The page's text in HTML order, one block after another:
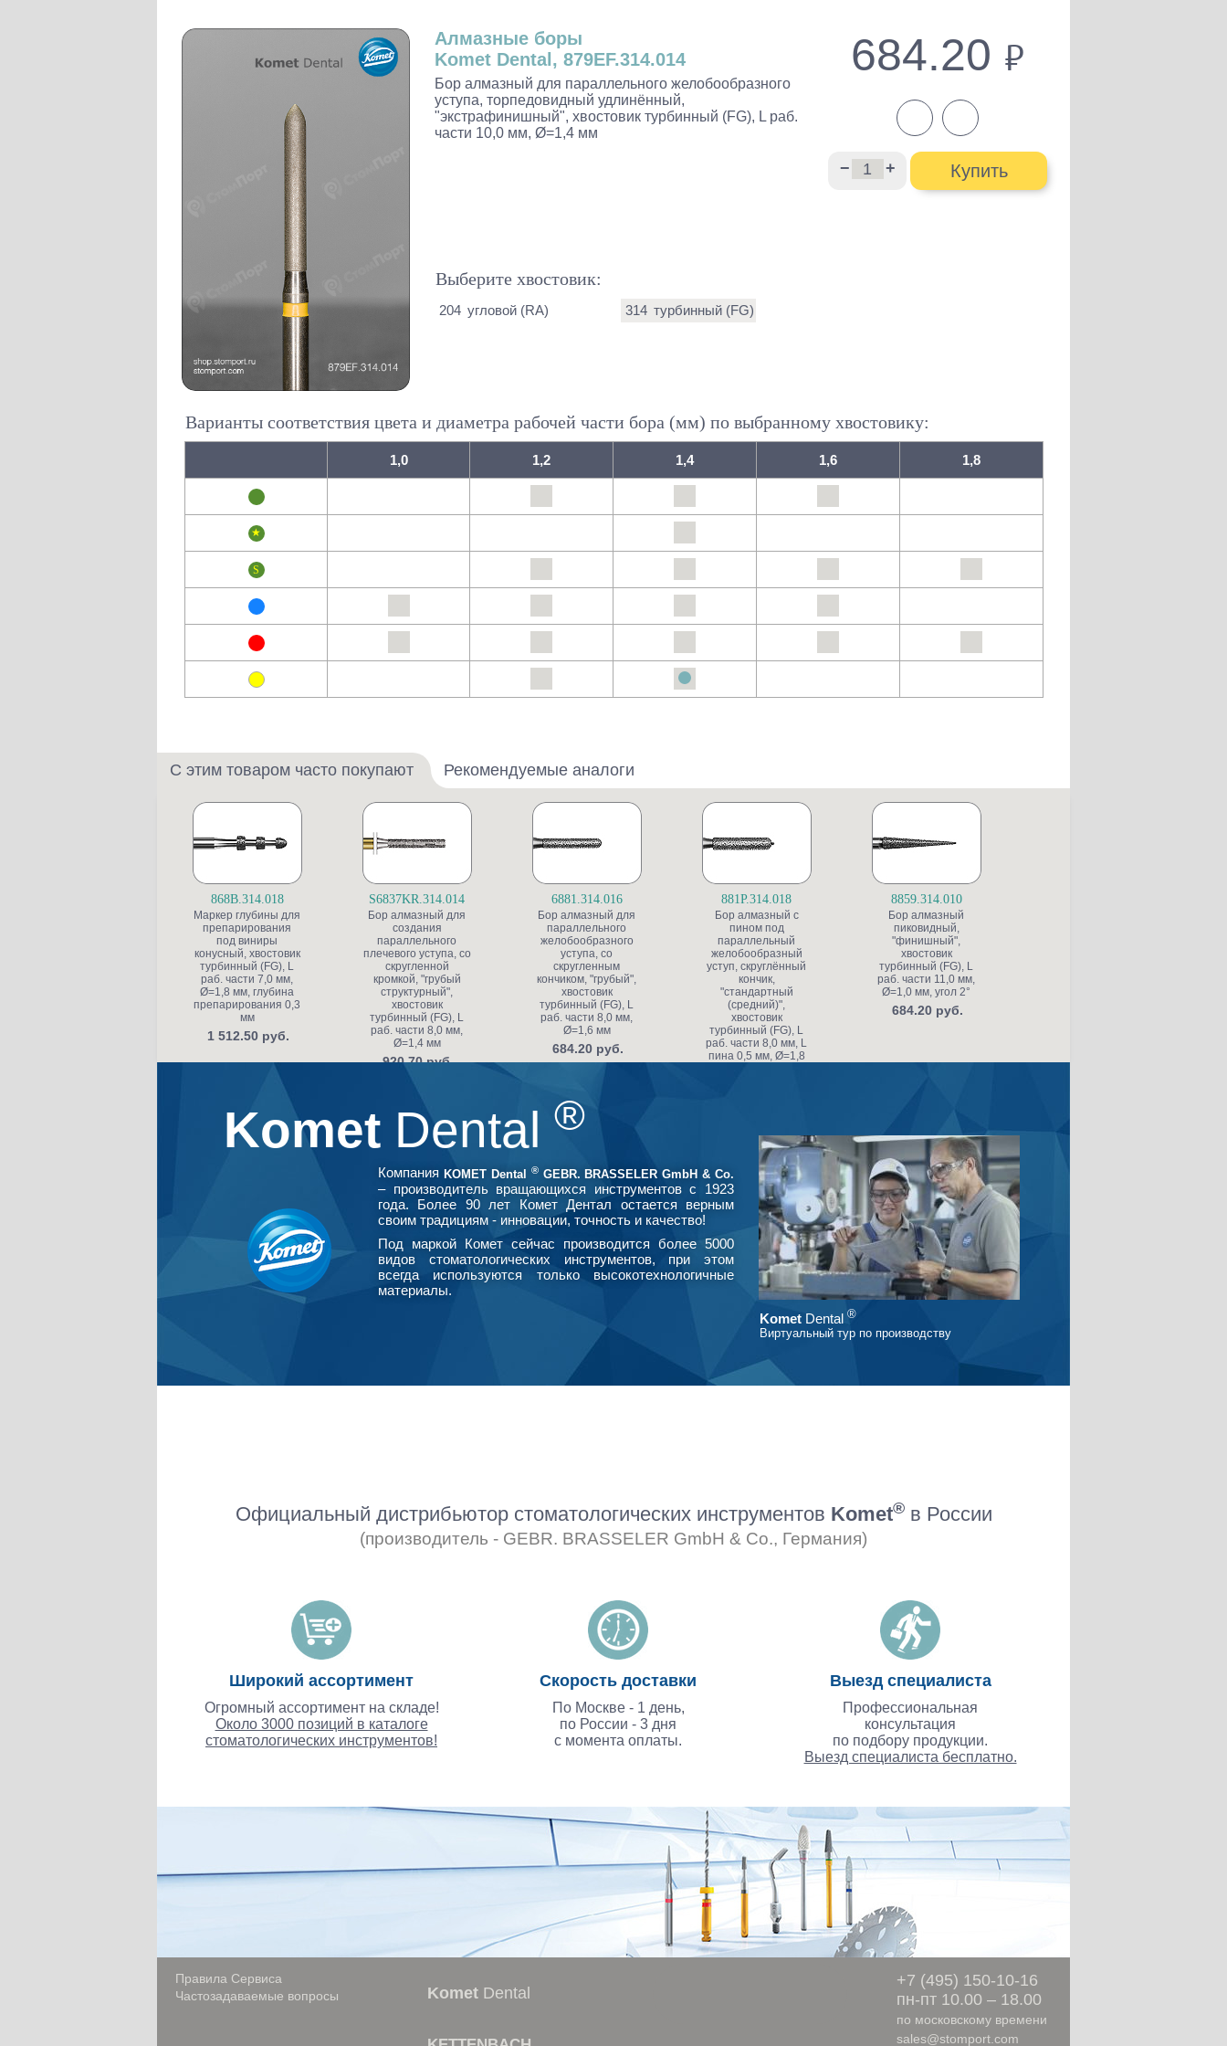
Наконечники и переходники KaVo
684.20 руб.
− + Купить
Алмазные боры
Komet Dental, 879EF.314.014
Бор алмазный для параллельного желобообразного
уступа, торпедовидный удлинённый,
"экстрафинишный", хвостовик турбинный (FG), L раб.
части 10,0 мм, Ø=1,4 мм
Выберите хвостовик:
204 угловой (RA) 314 турбинный (FG)
Варианты соответствия цвета и диаметра рабочей части бора (мм) по выбранному хвостовику:
1,0 1,2 1,4 1,6 1,8
С этим товаром часто покупают Рекомендуемые аналоги
868B.314.018
Маркер глубины для
препарирования
под виниры
конусный, хвостовик
турбинный (FG), L
раб. части 7,0 мм,
Ø=1,8 мм, глубина
препарирования 0,3
мм
1 512.50 руб.
S6837KR.314.014
Бор алмазный для
создания
параллельного
плечевого уступа, со
скругленной
кромкой, "грубый
структурный",
хвостовик
турбинный (FG), L
раб. части 8,0 мм,
Ø=1,4 мм
920.70 руб.
6881.314.016
Бор алмазный для
параллельного
желобообразного
уступа, со
скругленным
кончиком, "грубый",
хвостовик
турбинный (FG), L
раб. части 8,0 мм,
Ø=1,6 мм
684.20 руб.
881P.314.018
Бор алмазный с
пином под
параллельный
желобообразный
уступ, скруглённый
кончик,
"стандартный
(средний)",
хвостовик
турбинный (FG), L
раб. части 8,0 мм, L
пина 0,5 мм, Ø=1,8
8859.314.010
Бор алмазный
пиковидный,
"финишный",
хвостовик
турбинный (FG), L
раб. части 11,0 мм,
Ø=1,0 мм, угол 2°
684.20 руб.
Komet Dental ®
Компания KOMET Dental ®GEBR. BRASSELER GmbH & Co.
– производитель вращающихся инструментов с 1923
года. Более 90 лет Комет Дентал остается верным
своим традициям - инновации, точность и качество!
Под маркой Комет сейчас производится более 5000
видов стоматологических инструментов, при этом
всегда используются только высокотехнологичные
материалы.
Komet Dental ®
Виртуальный тур по производству
Официальный дистрибьютор стоматологических инструментов Komet®в России
(производитель - GEBR. BRASSELER GmbH & Co., Германия)
Широкий ассортимент
Огромный ассортимент на складе!
Около 3000 позиций в каталоге
стоматологических инструментов!
Скорость доставки
По Москве - 1 день,
по России - 3 дня
с момента оплаты.
Выезд специалиста
Профессиональная
консультация
по подбору продукции.
Выезд специалиста бесплатно.
Правила Сервиса
Частозадаваемые вопросы
Komet Dental
+7 (495) 150-10-16
пн-пт 10.00 – 18.00
по московскому времени
sales@stomport.com